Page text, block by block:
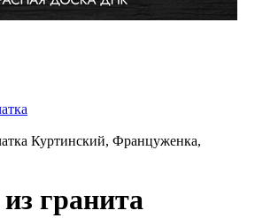
Куртинский, Француженка,
гранита